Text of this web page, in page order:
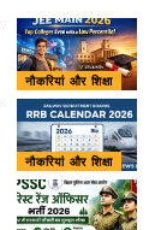
नौकरियां और शिक्षा
नौकरियां और शिक्षा